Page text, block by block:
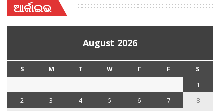
ଆର୍କାଇଭ
August 2026
S M T W T F
S
1
2
3 4 5 6 7
8